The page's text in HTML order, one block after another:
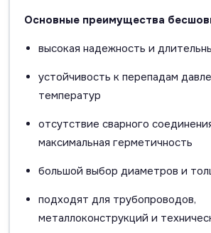
Основные преимущества
высокая надежность и
устойчивость к перепадам
температур
отсутствие сварного
максимальная герметичность
большой выбор диаметров и
подходят для трубопроводов,
металлоконструкций и